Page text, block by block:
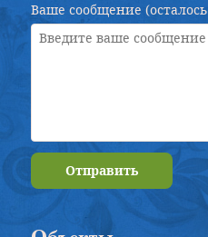
Ваше сообщение (осталось
Отправить